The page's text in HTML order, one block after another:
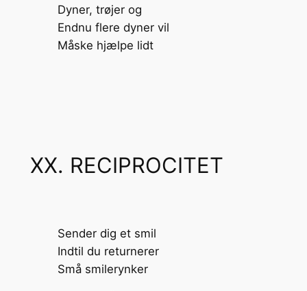
Dyner, trøjer og
Endnu flere dyner vil
Måske hjælpe lidt
XX. RECIPROCITET
Sender dig et smil
Indtil du returnerer
Små smilerynker